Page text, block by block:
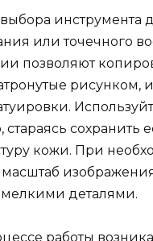
инструмента
или точечного
позволяют
рисунком,
стараясь сохранить
кожи. При
масштаб
мелкими деталями.
работы